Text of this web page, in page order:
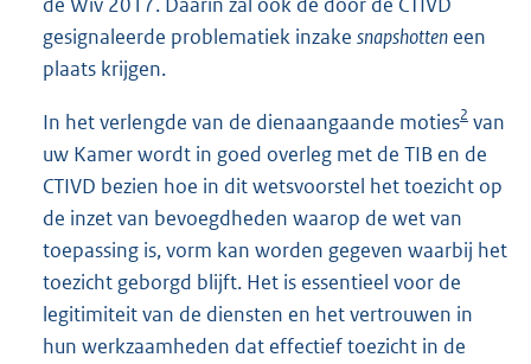
gesignaleerde problematiek inzake snapshotten een
plaats krijgen.
In het verlengde van de dienaangaande moties2 van
uw Kamer wordt in goed overleg met de TIB en de
CTIVD bezien hoe in dit wetsvoorstel het toezicht op
de inzet van bevoegdheden waarop de wet van
toepassing is, vorm kan worden gegeven waarbij het
toezicht geborgd blijft. Het is essentieel voor de
legitimiteit van de diensten en het vertrouwen in
hun werkzaamheden dat effectief toezicht in de